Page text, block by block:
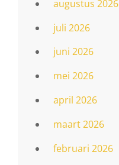
augustus 2026
juli 2026
juni 2026
mei 2026
april 2026
maart 2026
februari 2026